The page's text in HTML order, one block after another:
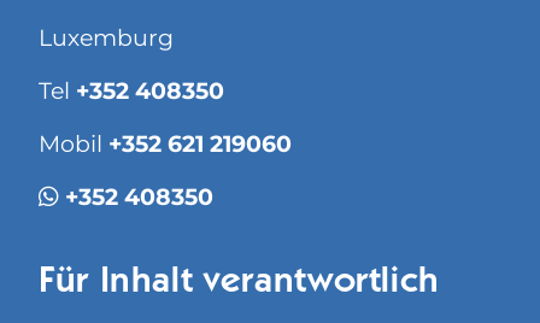
Luxemburg
Tel +352 408350
Mobil +352 621 219060
+352 408350
Für Inhalt verantwortlich